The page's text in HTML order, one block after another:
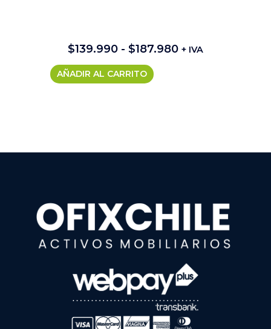
$139.990 - $187.980 + IVA
AÑADIR AL CARRITO